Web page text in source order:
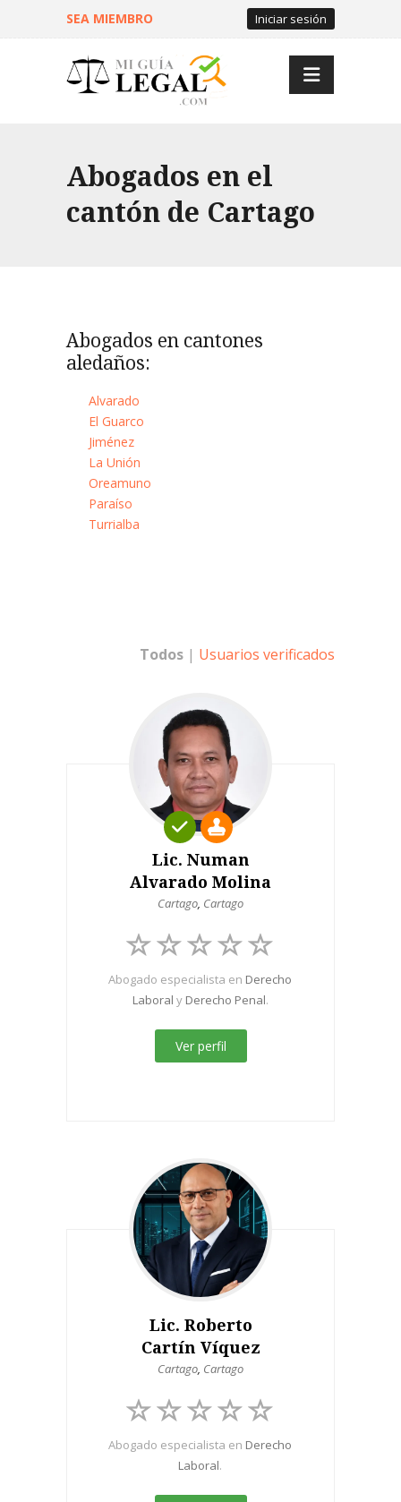
SEA MIEMBRO Iniciar sesión
Abogados en el
cantón de Cartago
Abogados en cantones
aledaños:
Alvarado
El Guarco
Jiménez
La Unión
Oreamuno
Paraíso
Turrialba
Todos | Usuarios verificados
Lic. Numan
Alvarado Molina
Cartago, Cartago
Abogado especialista en Derecho
Laboral y Derecho Penal.
Ver perfil
Lic. Roberto
Cartín Víquez
Cartago, Cartago
Abogado especialista en Derecho
Laboral.